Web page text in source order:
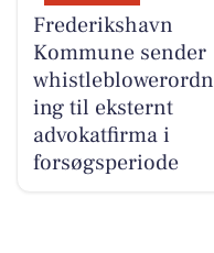
Frederikshavn
Kommune sender
whistleblowerordn
ing til eksternt
advokatfirma i
forsøgsperiode